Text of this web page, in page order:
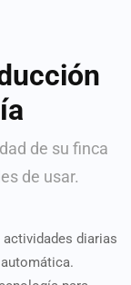
de su finca
de usar.
actividades diarias